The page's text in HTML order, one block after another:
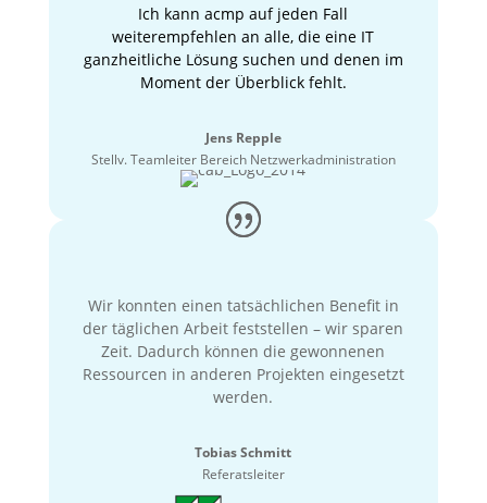
Ich kann acmp auf jeden Fall
weiterempfehlen an alle, die eine IT
ganzheitliche Lösung suchen und denen im
Moment der Überblick fehlt.
Jens Repple
Stellv. Teamleiter Bereich Netzwerkadministration
Wir konnten einen tatsächlichen Benefit in
der täglichen Arbeit feststellen – wir sparen
Zeit. Dadurch können die gewonnenen
Ressourcen in anderen Projekten eingesetzt
werden.
Tobias Schmitt
Referatsleiter